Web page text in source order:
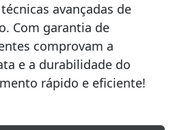
avançadas de
Com garantia de
comprovam a
e a durabilidade do
rápido e eficiente!